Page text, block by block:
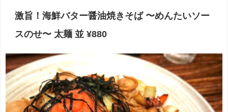
激旨！海鮮バター醤油焼きそば 〜めんたいソー
スのせ〜 太麺 並 ¥880